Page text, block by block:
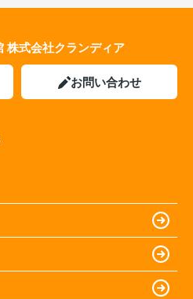
株式会社クランディア
お問い合わせ